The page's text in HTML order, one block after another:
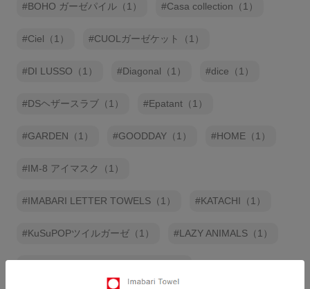
BOHO ガーゼパイル（1） Casa collection（1）
Ciel（1） CUOLガーゼケット（1）
DI LUSSO（1） Diagonal（1） dice（1）
DSヘザースラブ（1） Epatant（1）
GARDEN（1） GOODDAY（1） HOME（1）
IM-8 アイマスク（1）
IMABARI LETTER TOWELS（1） KATACHI（1）
KuSuPOPツイルガーゼ（1） LAZY ANIMALS（1）